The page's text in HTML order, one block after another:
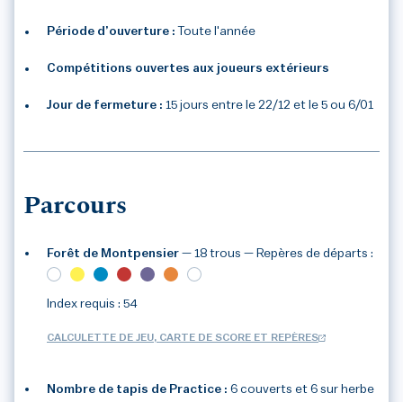
Période d’ouverture : Toute l'année
Compétitions ouvertes aux joueurs extérieurs
Jour de fermeture : 15 jours entre le 22/12 et le 5 ou 6/01
Parcours
Forêt de Montpensier — 18 trous — Repères de départs :
Index requis : 54
CALCULETTE DE JEU, CARTE DE SCORE ET REPÈRES
Nombre de tapis de Practice : 6 couverts et 6 sur herbe